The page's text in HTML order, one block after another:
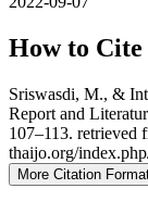
How to Cite
Sriswasdi, M., &
Report and
107–113. retrieved
thaijo.org/
More Citation